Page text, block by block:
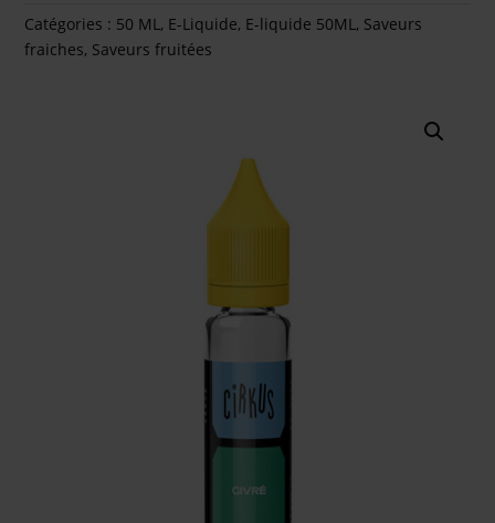
Catégories : 50 ML, E-Liquide, E-liquide 50ML, Saveurs
fraiches, Saveurs fruitées